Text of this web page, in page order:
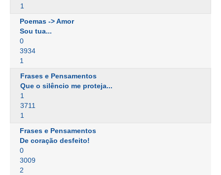
1
Poemas -> Amor
Sou tua...
0
3934
1
Frases e Pensamentos
Que o silêncio me proteja...
1
3711
1
Frases e Pensamentos
De coração desfeito!
0
3009
2